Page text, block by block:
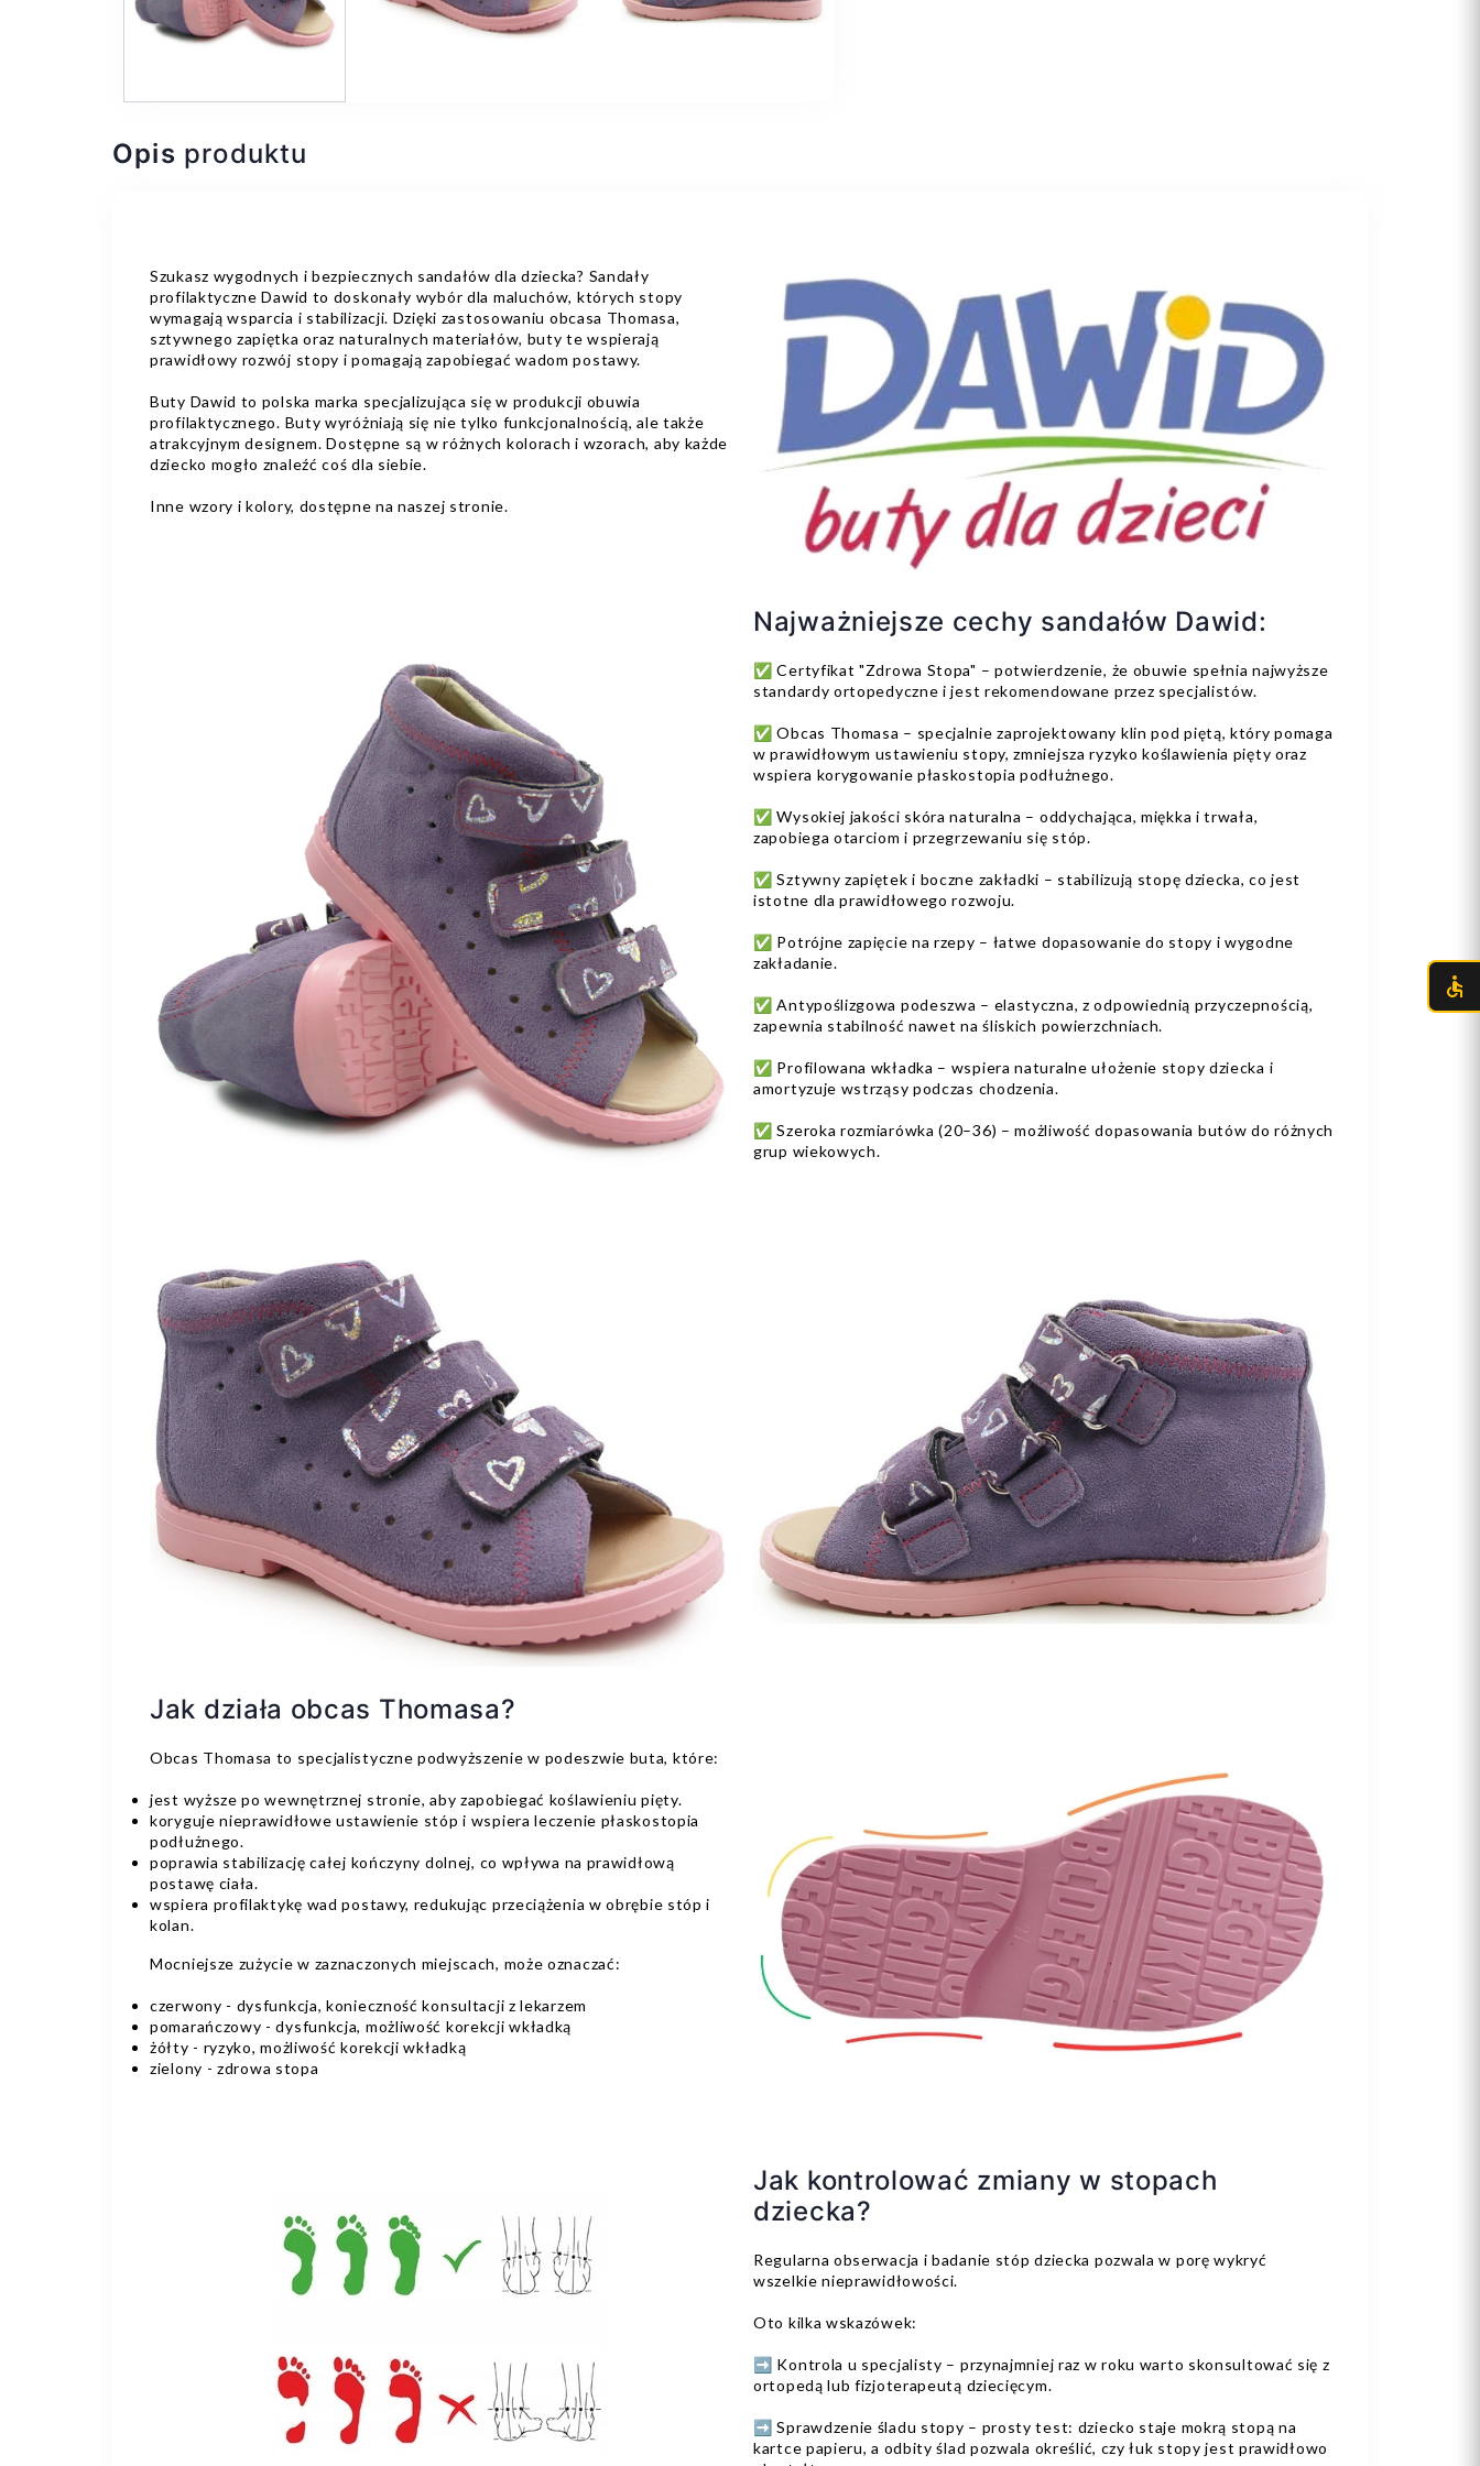
Opis produktu
Szukasz wygodnych i bezpiecznych sandałów dla dziecka? Sandały
profilaktyczne Dawid to doskonały wybór dla maluchów, których stopy
wymagają wsparcia i stabilizacji. Dzięki zastosowaniu obcasa Thomasa,
sztywnego zapiętka oraz naturalnych materiałów, buty te wspierają
prawidłowy rozwój stopy i pomagają zapobiegać wadom postawy.
Buty Dawid to polska marka specjalizująca się w produkcji obuwia
profilaktycznego. Buty wyróżniają się nie tylko funkcjonalnością, ale także
atrakcyjnym designem. Dostępne są w różnych kolorach i wzorach, aby każde
dziecko mogło znaleźć coś dla siebie.
Inne wzory i kolory, dostępne na naszej stronie.
Najważniejsze cechy sandałów Dawid:
✅ Certyfikat "Zdrowa Stopa" – potwierdzenie, że obuwie spełnia najwyższe
standardy ortopedyczne i jest rekomendowane przez specjalistów.
✅ Obcas Thomasa – specjalnie zaprojektowany klin pod piętą, który pomaga
w prawidłowym ustawieniu stopy, zmniejsza ryzyko koślawienia pięty oraz
wspiera korygowanie płaskostopia podłużnego.
✅ Wysokiej jakości skóra naturalna – oddychająca, miękka i trwała,
zapobiega otarciom i przegrzewaniu się stóp.
✅ Sztywny zapiętek i boczne zakładki – stabilizują stopę dziecka, co jest
istotne dla prawidłowego rozwoju.
✅ Potrójne zapięcie na rzepy – łatwe dopasowanie do stopy i wygodne
zakładanie.
✅ Antypoślizgowa podeszwa – elastyczna, z odpowiednią przyczepnością,
zapewnia stabilność nawet na śliskich powierzchniach.
✅ Profilowana wkładka – wspiera naturalne ułożenie stopy dziecka i
amortyzuje wstrząsy podczas chodzenia.
✅ Szeroka rozmiarówka (20–36) – możliwość dopasowania butów do różnych
grup wiekowych.
Jak działa obcas Thomasa?
Obcas Thomasa to specjalistyczne podwyższenie w podeszwie buta, które:
jest wyższe po wewnętrznej stronie, aby zapobiegać koślawieniu pięty.
koryguje nieprawidłowe ustawienie stóp i wspiera leczenie płaskostopia
podłużnego.
poprawia stabilizację całej kończyny dolnej, co wpływa na prawidłową
postawę ciała.
wspiera profilaktykę wad postawy, redukując przeciążenia w obrębie stóp i
kolan.
Mocniejsze zużycie w zaznaczonych miejscach, może oznaczać:
czerwony - dysfunkcja, konieczność konsultacji z lekarzem
pomarańczowy - dysfunkcja, możliwość korekcji wkładką
żółty - ryzyko, możliwość korekcji wkładką
zielony - zdrowa stopa
Jak kontrolować zmiany w stopach
dziecka?
Regularna obserwacja i badanie stóp dziecka pozwala w porę wykryć
wszelkie nieprawidłowości.
Oto kilka wskazówek:
➡️ Kontrola u specjalisty – przynajmniej raz w roku warto skonsultować się z
ortopedą lub fizjoterapeutą dziecięcym.
➡️ Sprawdzenie śladu stopy – prosty test: dziecko staje mokrą stopą na
kartce papieru, a odbity ślad pozwala określić, czy łuk stopy jest prawidłowo